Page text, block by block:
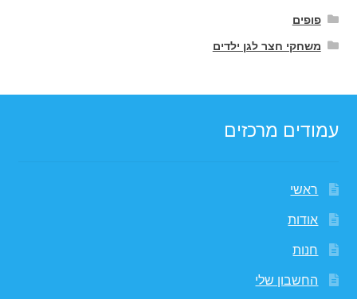
פופים
משחקי חצר לגן ילדים
עמודים מרכזים
ראשי
אודות
חנות
החשבון שלי